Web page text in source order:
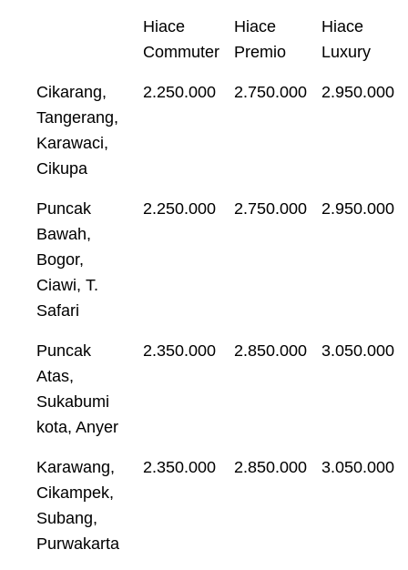
Hiace
Commuter
Hiace
Premio
Hiace
Luxury
Cikarang,
Tangerang,
Karawaci,
Cikupa
2.250.000 2.750.000 2.950.000
Puncak
Bawah,
Bogor,
Ciawi, T.
Safari
2.250.000 2.750.000 2.950.000
Puncak
Atas,
Sukabumi
kota, Anyer
2.350.000 2.850.000 3.050.000
Karawang,
Cikampek,
Subang,
Purwakarta
2.350.000 2.850.000 3.050.000